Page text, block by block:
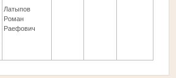
Латыпов
Роман
Раефович